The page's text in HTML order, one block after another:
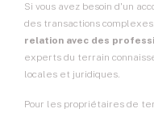
Si vous avez besoin d'un
des transactions
relation avec des
experts du terrain
locales et juridiques.
Pour les propriétaires de